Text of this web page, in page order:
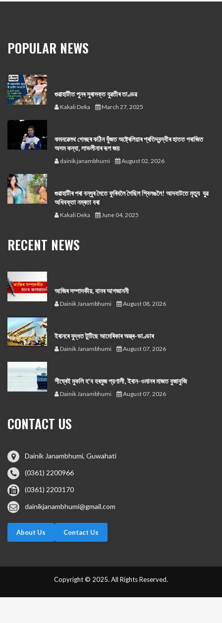
POPULAR NEWS
গুৱাহাটীত পুনৰ সুৰাসক্ত যুৱতীৰ তাণ্ডৱ
Kakali Deka March 27, 2025
কমনৱেলথ গেমছৰ কঠিন যুঁজত অষ্ট্ৰেলিয়াৰ প্ৰতিদ্বন্দ্বীৰ হাতত পৰাজিত
অসম কন্যা, লাভলীনাৰ ৰূপ জয়
dainik janambhumi August 02, 2026
গুৱাহাটীৰ পৰা বন্ধুৰ সৈতে ফুৰিবলৈ গৈছিল শ্বিলঙলৈ! আদবাটতে মৃত্যু যুৱ
অধিবক্তা নম্ৰতা বৰা
Kakali Deka June 04, 2025
RECENT NEWS
আজিৰ সম্পাদকীয়, বানৰ আগজাননী
Dainik Janambhumi August 08, 2026
ইৰানৰে যুদ্ধত টুটিছে আমেৰিকাৰ অস্ত্ৰ-ভাণ্ডাৰ
Dainik Janambhumi August 07, 2026
শীঘ্ৰেই মুকলি হ'ব হৰমুজ প্রণালী, ইৰান-ওমানৰ মাজত বুজাবুজি
Dainik Janambhumi August 07, 2026
CONTACT US
Dainik Janambhumi, Guwahati
(0361) 2200966
(0361) 2203170
dainikjanambhumi@gmail.com
About Us Contact Us
Copyright © 2025. All Rights Reserved.